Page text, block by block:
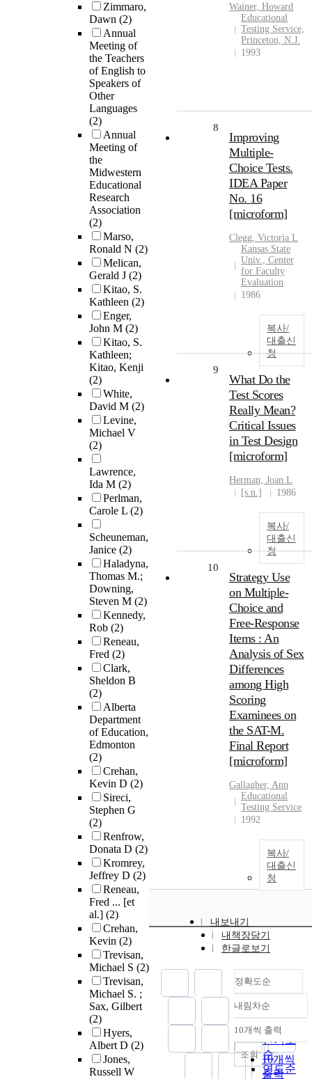
Zimmaro,
Dawn (2)
Annual
Meeting of
the Teachers
of English to
Speakers of
Other
Languages
(2)
Annual
Meeting of
the
Midwestern
Educational
Research
Association
(2)
Marso,
Ronald N (2)
Melican,
Gerald J (2)
Kitao, S.
Kathleen (2)
Enger,
John M (2)
Kitao, S.
Kathleen;
Kitao, Kenji
(2)
White,
David M (2)
Levine,
Michael V
(2)
Lawrence,
Ida M (2)
Perlman,
Carole L (2)
Scheuneman,
Janice (2)
Haladyna,
Thomas M.;
Downing,
Steven M (2)
Kennedy,
Rob (2)
Reneau,
Fred (2)
Clark,
Sheldon B
(2)
Alberta
Department
of Education,
Edmonton
(2)
Crehan,
Kevin D (2)
Sireci,
Stephen G
(2)
Renfrow,
Donata D (2)
Kromrey,
Jeffrey D (2)
Reneau,
Fred ... [et
al.] (2)
Crehan,
Kevin (2)
Trevisan,
Michael S (2)
Trevisan,
Michael S. ;
Sax, Gilbert
(2)
Hyers,
Albert D (2)
Jones,
Russell W
Wainer, Howard
Educational
Testing Service,
Princeton, N.J.
1993
8
Improving
Multiple-
Choice Tests.
IDEA Paper
No. 16
[microform]
Clegg, Victoria L
Kansas State
Univ., Center
for Faculty
Evaluation
1986
복사/
대출신
청
9
What Do the
Test Scores
Really Mean?
Critical Issues
in Test Design
[microform]
Herman, Joan L
[s.n.]
1986
복사/
대출신
청
10
Strategy Use
on Multiple-
Choice and
Free-Response
Items : An
Analysis of Sex
Differences
among High
Scoring
Examinees on
the SAT-M.
Final Report
[microform]
Gallagher, Ann
Educational
Testing Service
1992
복사/
대출신
청
내보내기
내책장담기
한글로보기
정확도순
정확도
순
인기도
순
연도순
내림차순
내림차순
10개씩 출력
10개씩
출력
조회